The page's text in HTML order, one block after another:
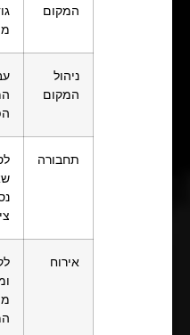
המקום
ניהול
המקום
תחבורה
אירוח